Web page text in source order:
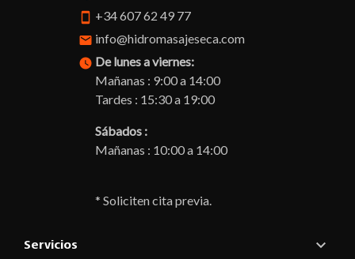
smartphone +34 607 62 49 77
email info@hidromasajeseca.com
watch_later De lunes a viernes:
Mañanas : 9:00 a 14:00
Tardes : 15:30 a 19:00
Sábados :
Mañanas : 10:00 a 14:00
* Soliciten cita previa.
Servicios 